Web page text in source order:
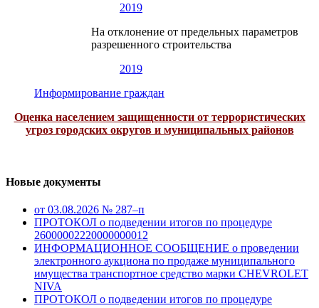
2019
На отклонение от предельных параметров
разрешенного строительства
2019
Информирование граждан
Оценка населением защищенности от террористических
угроз городских округов и муниципальных районов
Новые документы
от 03.08.2026 № 287–п
ПРОТОКОЛ о подведении итогов по процедуре
26000002220000000012
ИНФОРМАЦИОННОЕ СООБЩЕНИЕ о проведении
электронного аукциона по продаже муниципального
имущества транспортное средство марки CHEVROLET
NIVA
ПРОТОКОЛ о подведении итогов по процедуре